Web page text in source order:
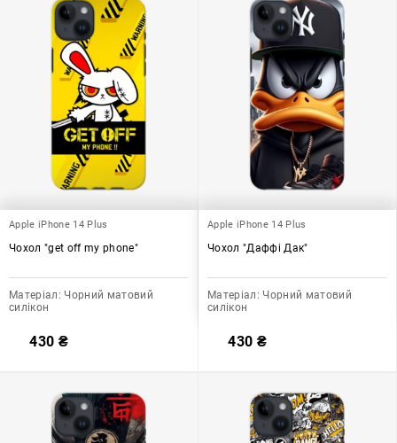
Apple iPhone 14 Plus
Чохол "get off my phone"
Матеріал: Чорний матовий
силікон
430 ₴
Apple iPhone 14 Plus
Чохол "Даффі Дак"
Матеріал: Чорний матовий
силікон
430 ₴